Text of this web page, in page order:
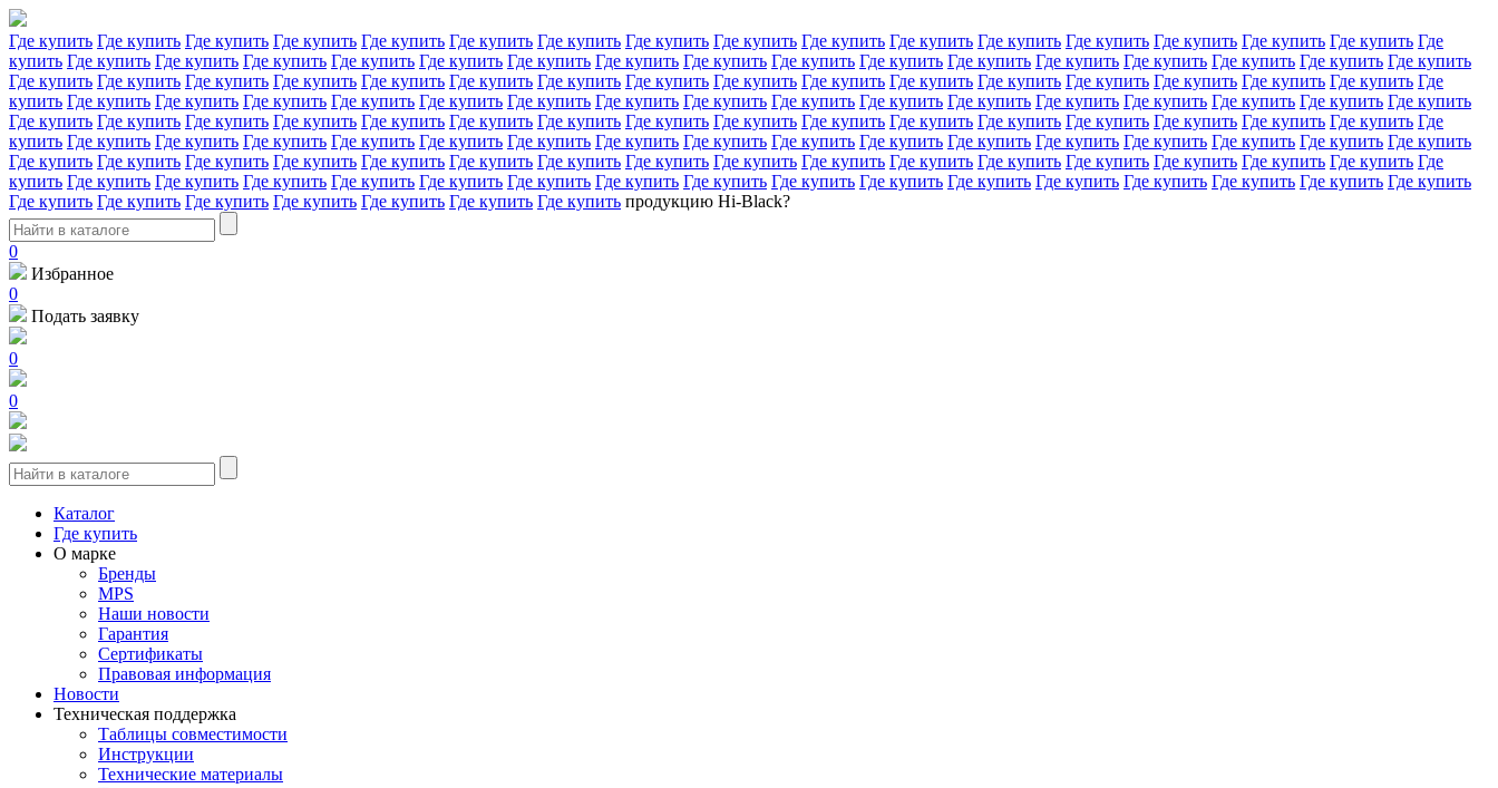
Где купить Где купить Где купить Где купить Где купить Где купить Где купить Где купить Где купить Где купить Где купить Где купить Где купить Где купить Где купить Где купить Где
купить Где купить Где купить Где купить Где купить Где купить Где купить Где купить Где купить Где купить Где купить Где купить Где купить Где купить Где купить Где купить Где купить
Где купить Где купить Где купить Где купить Где купить Где купить Где купить Где купить Где купить Где купить Где купить Где купить Где купить Где купить Где купить Где купить Где
купить Где купить Где купить Где купить Где купить Где купить Где купить Где купить Где купить Где купить Где купить Где купить Где купить Где купить Где купить Где купить Где купить
Где купить Где купить Где купить Где купить Где купить Где купить Где купить Где купить Где купить Где купить Где купить Где купить Где купить Где купить Где купить Где купить Где
купить Где купить Где купить Где купить Где купить Где купить Где купить Где купить Где купить Где купить Где купить Где купить Где купить Где купить Где купить Где купить Где купить
Где купить Где купить Где купить Где купить Где купить Где купить Где купить Где купить Где купить Где купить Где купить Где купить Где купить Где купить Где купить Где купить Где
купить Где купить Где купить Где купить Где купить Где купить Где купить Где купить Где купить Где купить Где купить Где купить Где купить Где купить Где купить Где купить Где купить
Где купить Где купить Где купить Где купить Где купить Где купить Где купить продукцию Hi-Black?
0
Избранное
0
Подать заявку
0
0
Каталог
Где купить
О марке
Бренды
MPS
Наши новости
Гарантия
Сертификаты
Правовая информация
Новости
Техническая поддержка
Таблицы совместимости
Инструкции
Технические материалы